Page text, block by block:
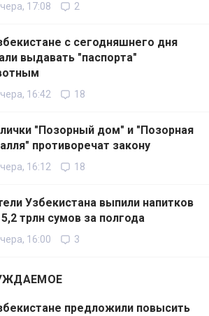
17:08 2
с сегодняшнего дня
выдавать "паспорта"
16:42 18
"Позорный дом" и "Позорная
противоречат закону
16:12 18
Узбекистана выпили напитков
трлн сумов за полгода
16:00 3
предложили повысить